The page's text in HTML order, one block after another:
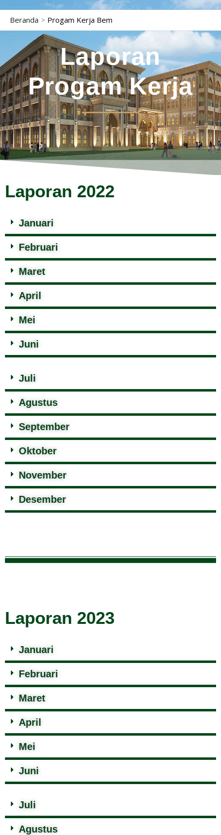
Beranda Progam Kerja Bem
Laporan
Progam Kerja
Laporan 2022
Januari
Februari
Maret
April
Mei
Juni
Juli
Agustus
September
Oktober
November
Desember
Laporan 2023
Januari
Februari
Maret
April
Mei
Juni
Juli
Agustus